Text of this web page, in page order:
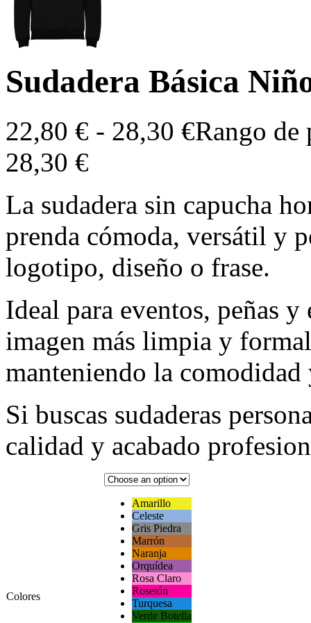
Sudadera Básica
22,80 € - 28,30 €Rango de
28,30 €
La sudadera sin capucha
prenda cómoda, versátil y
logotipo, diseño o frase.
Ideal para eventos, peñas
imagen más limpia y
manteniendo la
Si buscas sudaderas
calidad y acabado
Colores
Amarillo
Celeste
Gris Piedra
Marrón
Naranja
Orquídea
Rosa Claro
Rosetón
Turquesa
Verde Botella